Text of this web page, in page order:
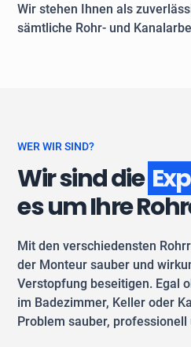
Wir stehen Ihnen als
sämtliche Rohr- und
WER WIR SIND?
Wir sind die
es um Ihre
Mit den verschiedensten
der Monteur sauber und
Verstopfung beseitigen. Egal
im Badezimmer, Keller oder
Problem sauber,